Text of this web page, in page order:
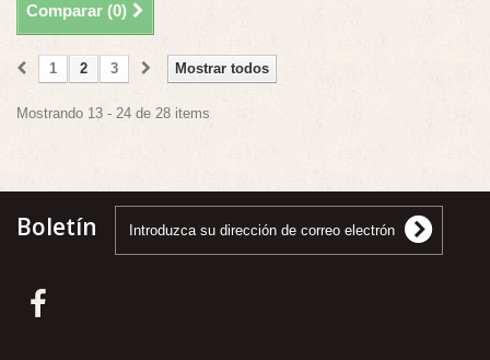
Comparar (0)
Mostrar todos
1 2 3
Mostrando 13 - 24 de 28 items
Boletín